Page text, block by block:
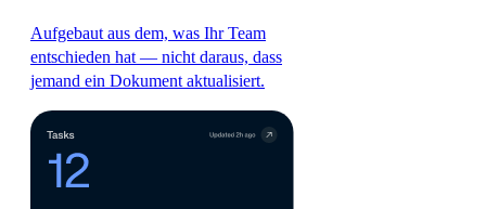
Aufgebaut aus dem, was Ihr Team
entschieden hat — nicht daraus, dass
jemand ein Dokument aktualisiert.